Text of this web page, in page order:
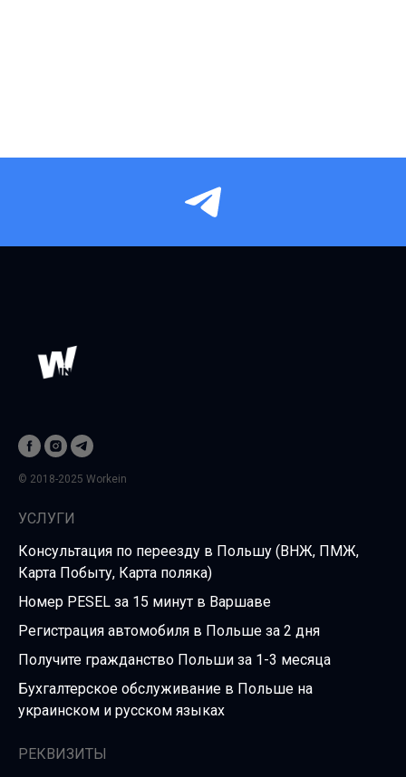
© 2018-2025 Workein
УСЛУГИ
Консультация по переезду в Польшу (ВНЖ, ПМЖ,
Карта Побыту, Карта поляка)
Номер PESEL за 15 минут в Варшаве
Регистрация автомобиля в Польше за 2 дня
Получите гражданство Польши за 1-3 месяца
Бухгалтерское обслуживание в Польше на
украинском и русском языках
РЕКВИЗИТЫ